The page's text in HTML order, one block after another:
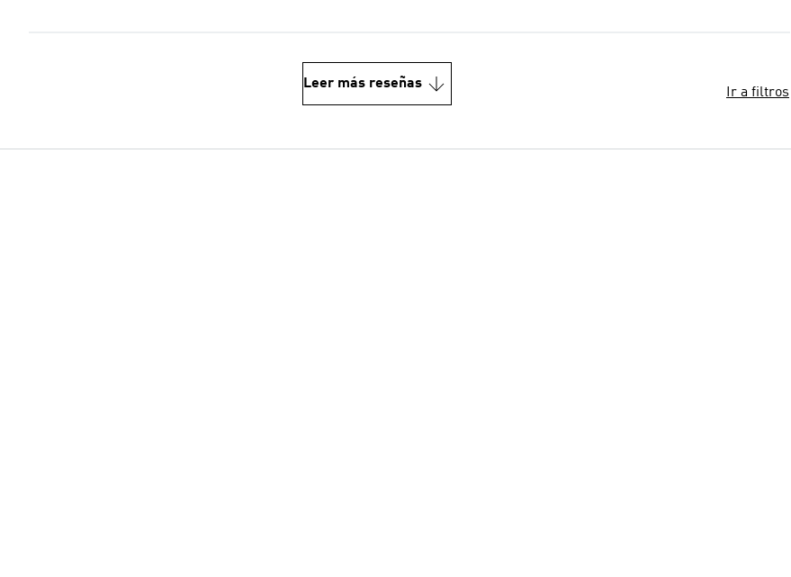
Leer más reseñas
Ir a filtros